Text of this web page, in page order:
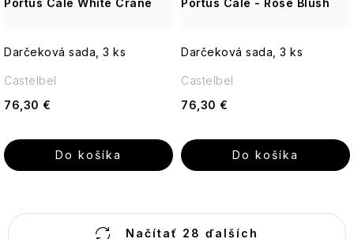
Portus Cale White Crane
Darčeková sada, 3 ks
76,30 €
Do košíka
Castelbel
Portus Cale - Rosé Blush
Darčeková sada, 3 ks
76,30 €
Do košíka
Castelbel
O
Načítať 28 ďalších